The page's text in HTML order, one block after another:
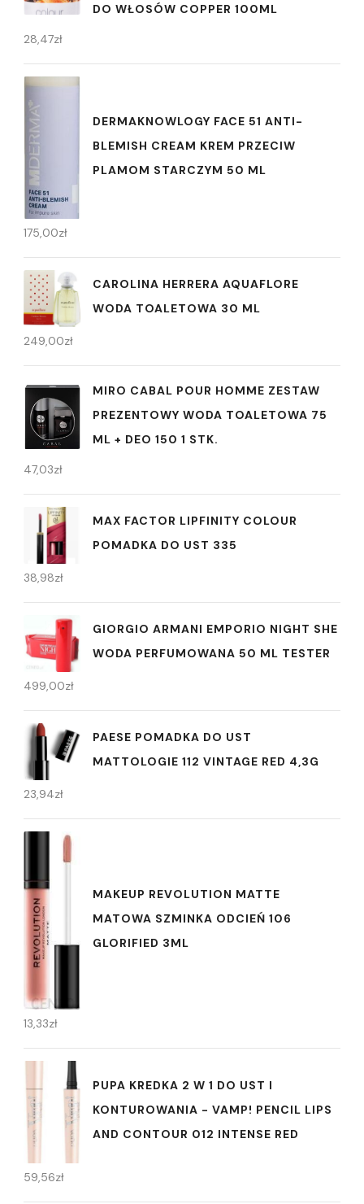
DO WŁOSÓW COPPER 100ML
28,47zł
DERMAKNOWLOGY FACE 51 ANTI-
BLEMISH CREAM KREM PRZECIW
PLAMOM STARCZYM 50 ML
175,00zł
CAROLINA HERRERA AQUAFLORE
WODA TOALETOWA 30 ML
249,00zł
MIRO CABAL POUR HOMME ZESTAW
PREZENTOWY WODA TOALETOWA 75
ML + DEO 150 1 STK.
47,03zł
MAX FACTOR LIPFINITY COLOUR
POMADKA DO UST 335
38,98zł
GIORGIO ARMANI EMPORIO NIGHT SHE
WODA PERFUMOWANA 50 ML TESTER
499,00zł
PAESE POMADKA DO UST
MATTOLOGIE 112 VINTAGE RED 4,3G
23,94zł
MAKEUP REVOLUTION MATTE
MATOWA SZMINKA ODCIEŃ 106
GLORIFIED 3ML
13,33zł
PUPA KREDKA 2 W 1 DO UST I
KONTUROWANIA - VAMP! PENCIL LIPS
AND CONTOUR 012 INTENSE RED
59,56zł